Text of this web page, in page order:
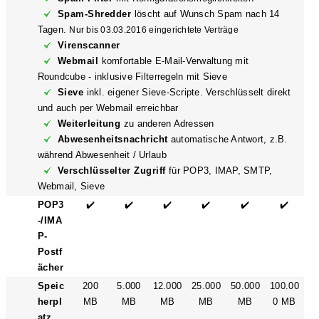
Spam-Shredder löscht auf Wunsch Spam nach 14
Tagen. Nur bis 03.03.2016 eingerichtete Verträge
Virenscanner
Webmail
komfortable E-Mail-Verwaltung mit
Roundcube - inklusive Filterregeln mit Sieve
Sieve inkl. eigener Sieve-Scripte. Verschlüsselt direkt
und auch per Webmail erreichbar
Weiterleitung zu anderen Adressen
Abwesenheitsnachrichtautomatische Antwort, z.B.
während Abwesenheit / Urlaub
Verschlüsselter Zugrifffür POP3, IMAP, SMTP,
Webmail, Sieve
POP3
-/IMA
P-
Postf
ächer
✔️ ✔️ ✔️ ✔️ ✔️ ✔️
Speic
herpl
200
MB
5.000
MB
12.000
MB
25.000
MB
50.000
MB
100.00
0 MB